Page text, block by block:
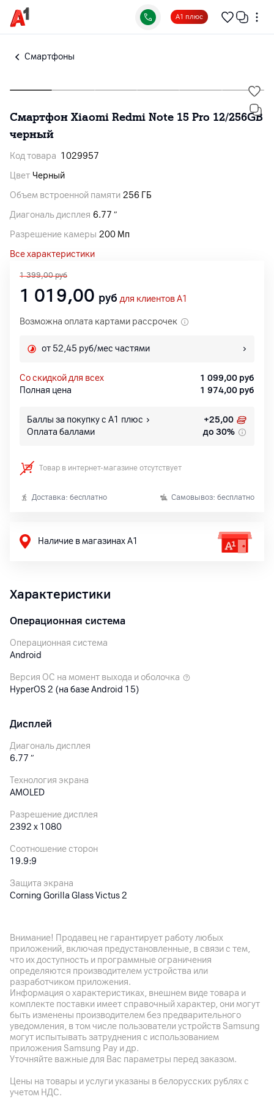
А1 плюс
Смартфоны
Смартфон Xiaomi Redmi Note 15 Pro 12/256GB
черный
Код товара 1029957
Цвет Черный
Объем встроенной памяти 256 ГБ
Диагональ дисплея 6.77 ″
Разрешение камеры 200 Мп
Все характеристики
1 399,00 руб
1 019,00 руб для клиентов A1
Возможна оплата картами рассрочек
от 52,45 руб/мес частями
со скидкой для всех 1 099,00 руб
Полная цена
1 974,00 руб
Баллы за покупку с А1 плюс +25,00
Оплата баллами
до 30%
Товар в интернет-магазине отсутствует
Доставка: бесплатно Самовывоз: бесплатно
Наличие в магазинах А1
Характеристики
Операционная система
Операционная система
Android
Версия ОС на момент выхода и оболочка
HyperOS 2 (на базе Android 15)
Дисплей
Диагональ дисплея
6.77 ″
Технология экрана
AMOLED
Разрешение дисплея
2392 x 1080
Соотношение сторон
19.9:9
Защита экрана
Corning Gorilla Glass Victus 2
Особенности дисплея
Глубина цвета: 12 бит, широкий цветовой охват DCI-P3,
яркость: 3200 нит (пик.), поддержка управления мокрыми
руками (Wet Touch Technology 2.0)
Основная камера
Разрешение камеры
200Мп
Разрешение видео
1080p
Внимание! Продавец не гарантирует работу любых
приложений, включая предустановленные, в связи с тем,
что их доступность и программные ограничения
определяются производителем устройства или
разработчиком приложения.
Информация о характеристиках, внешнем виде товара и
комплекте поставки имеет справочный характер, они могут
быть изменены производителем без предварительного
уведомления, в том числе пользователи устройств Samsung
могут испытывать затруднения с использованием
приложения Samsung Pay и др.
Уточняйте важные для Вас параметры перед заказом.
Цены на товары и услуги указаны в белорусских рублях с
учетом НДС.